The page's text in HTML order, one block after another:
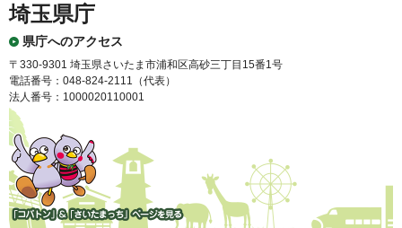
埼玉県庁
県庁へのアクセス
〒330-9301 埼玉県さいたま市浦和区高砂三丁目15番1号
電話番号：048-824-2111（代表）
法人番号：1000020110001
「コバトン」&「さいたまっ